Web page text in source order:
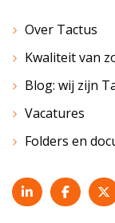
Over Tactus
Kwaliteit van
Blog: wij zijn
Vacatures
Folders en